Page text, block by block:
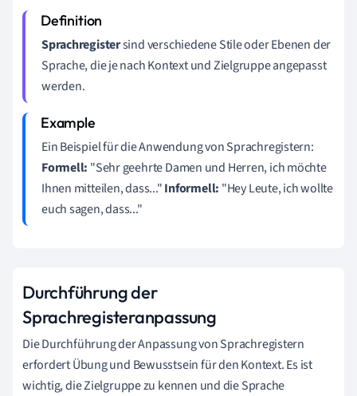
Sprachregistersind verschiedene Stile oder Ebenen der
Sprache, die je nach Kontext und Zielgruppe angepasst
werden.
Ein Beispiel für die Anwendung von Sprachregistern:
Formell: "Sehr geehrte Damen und Herren, ich möchte
Ihnen mitteilen, dass..."Informell: "Hey Leute, ich wollte
euch sagen, dass..."
Durchführung der
Sprachregisteranpassung
Die Durchführung der Anpassung von Sprachregistern
erfordert Übung und Bewusstsein für den Kontext. Es ist
wichtig, die Zielgruppe zu kennen und die Sprache